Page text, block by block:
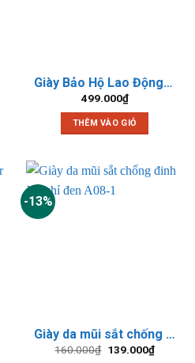
Giày Bảo Hộ Lao Động Titan Elan S1P Cách Điện 6KV
499.000₫
THÊM VÀO GIỎ
-13%
Giày da mũi sắt chống đinh XP chỉ đen A08-1
160.000₫ Giá
139.000₫Giá
hiện